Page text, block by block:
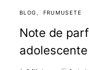
BLOG FRUMUSETE
Note de
adolescente